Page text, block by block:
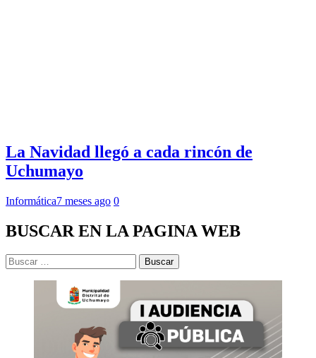
La Navidad llegó a cada rincón de
Uchumayo
Informática7 meses ago 0
BUSCAR EN LA PAGINA WEB
Buscar: